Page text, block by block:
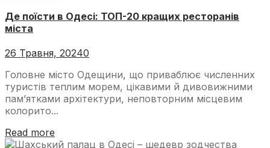
Де поїсти в Одесі: ТОП-20 кращих ресторанів
міста
26 Травня, 20240
Головне місто Одещини, що приваблює численних
туристів теплим морем, цікавими й дивовижними
пам’ятками архітектури, неповторним місцевим
колорито...
Read more